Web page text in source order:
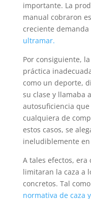
importante. La
manual cobraron
creciente
ultramar.
Por consiguiente,
práctica
como un deporte,
su clase y llamaba
autosuficiencia
cualquiera de
estos casos, se
ineludiblemente en
A tales efectos,
limitaran la caza a
concretos. Tal
normativa de caza